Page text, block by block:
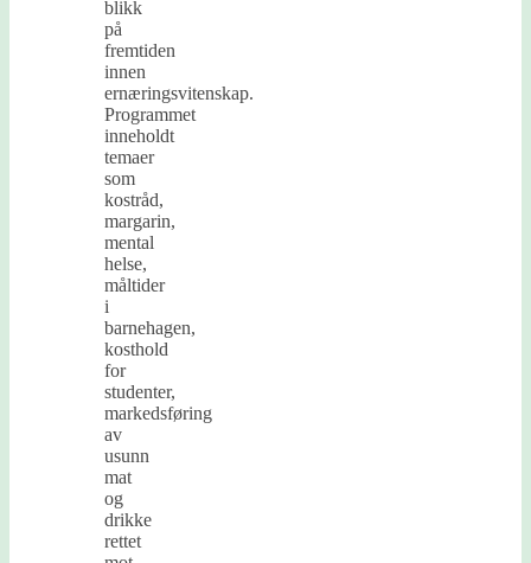
blikk
på
fremtiden
innen
ernæringsvitenskap.
Programmet
inneholdt
temaer
som
kostråd,
margarin,
mental
helse,
måltider
i
barnehagen,
kosthold
for
studenter,
markedsføring
av
usunn
mat
og
drikke
rettet